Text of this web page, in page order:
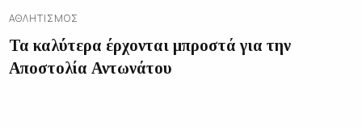
ΑΘΛΗΤΙΣΜΌΣ
Τα καλύτερα έρχονται μπροστά για την
Αποστολία Αντωνάτου